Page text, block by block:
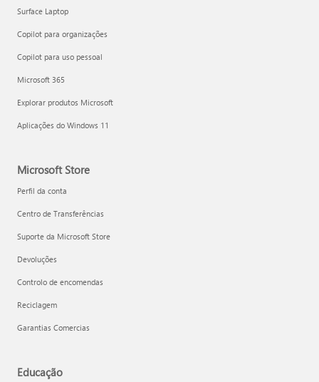
Surface Laptop
Copilot para organizações
Copilot para uso pessoal
Microsoft 365
Explorar produtos Microsoft
Aplicações do Windows 11
Microsoft Store
Perfil da conta
Centro de Transferências
Suporte da Microsoft Store
Devoluções
Controlo de encomendas
Reciclagem
Garantias Comercias
Educação